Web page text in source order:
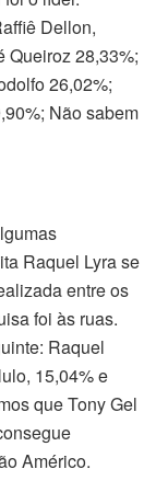
Dellon,
Queiroz 28,33%;
26,02%;
Não sabem
Raquel Lyra se
entre os
foi às ruas.
Raquel
15,04% e
que Tony Gel
Américo.